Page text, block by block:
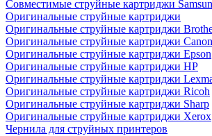
Совместимые струйные картриджи
Оригинальные струйные картриджи
Оригинальные струйные картриджи
Оригинальные струйные картриджи Canon
Оригинальные струйные картриджи Epson
Оригинальные струйные картриджи HP
Оригинальные струйные картриджи
Оригинальные струйные картриджи Ricoh
Оригинальные струйные картриджи Sharp
Оригинальные струйные картриджи Xerox
Чернила для струйных принтеров